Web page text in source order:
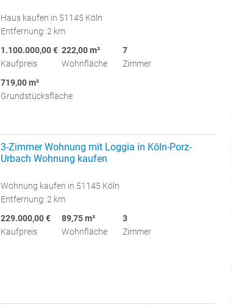
Haus kaufen in 51145 Köln
Entfernung: 2 km
1.100.000,00 €
Kaufpreis
222,00 m²
Wohnfläche
7
Zimmer
719,00 m²
Grundstücksfläche
3-Zimmer Wohnung mit Loggia in Köln-Porz-
Urbach Wohnung kaufen
Wohnung kaufen in 51145 Köln
Entfernung: 2 km
229.000,00 €
Kaufpreis
89,75 m²
Wohnfläche
3
Zimmer